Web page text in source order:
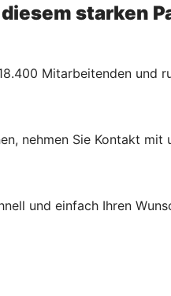
starken
Mitarbeitenden
nehmen Sie Kontakt
und einfach Ihren